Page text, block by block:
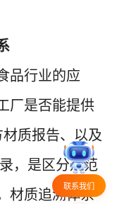
品行业的应
厂是否能提供
质报告、以及
，是区分规范
材质追溯体系
联系我们